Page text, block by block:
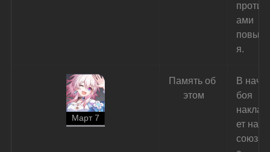
ами
я.
Март 7
Память об
этом
В
боя
ет на